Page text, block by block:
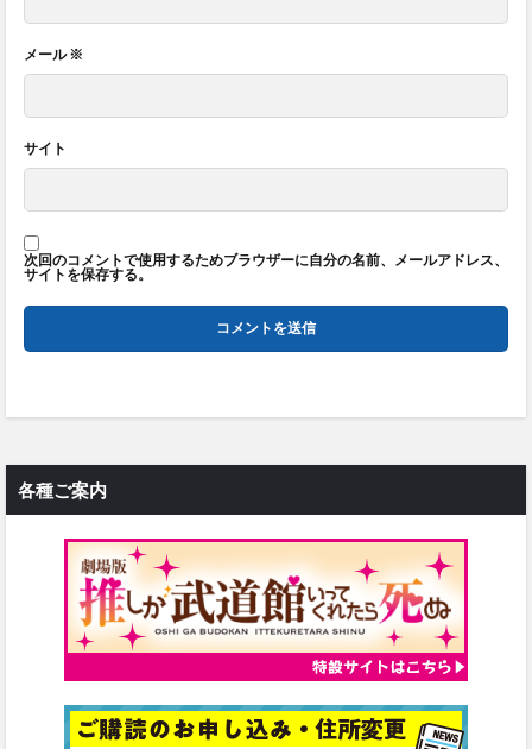
メール※
サイト
次回のコメントで使用するためブラウザーに自分の名前、メールアドレス、
サイトを保存する。
各種ご案内